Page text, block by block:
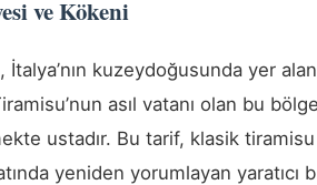
ve Kökeni
İtalya’nın kuzeydoğusunda yer
asıl vatanı olan bu
ustadır. Bu tarif, klasik
yeniden yorumlayan yaratıcı